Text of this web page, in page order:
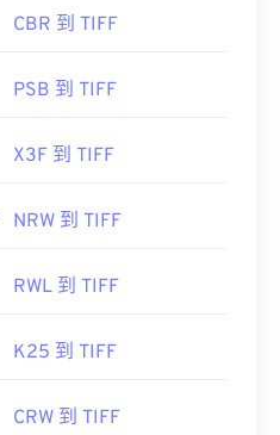
CBR 到 TIFF
PSB 到 TIFF
X3F 到 TIFF
NRW 到 TIFF
RWL 到 TIFF
K25 到 TIFF
CRW 到 TIFF